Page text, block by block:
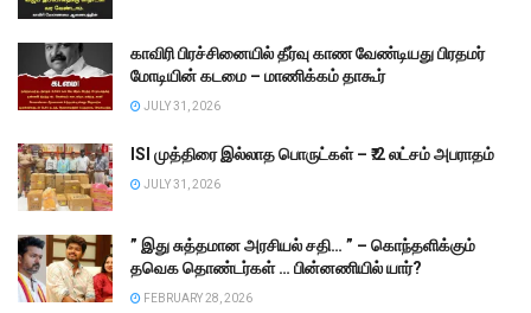
காவிரி பிரச்சினையில் தீர்வு காண வேண்டியது பிரதமர்
மோடியின் கடமை – மாணிக்கம் தாகூர்
JULY 31, 2026
ISI முத்திரை இல்லாத பொருட்கள் – ₹.2 லட்சம் அபராதம்
JULY 31, 2026
” இது சுத்தமான அரசியல் சதி… ” – கொந்தளிக்கும்
தவெக தொண்டர்கள் … பின்னணியில் யார்?
FEBRUARY 28, 2026